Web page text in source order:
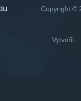
Copyright ©
Vytvořil: